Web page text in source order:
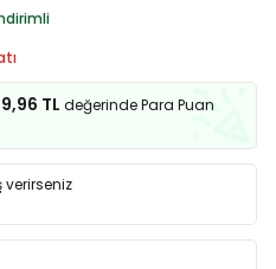
TL değerinde Para Puan